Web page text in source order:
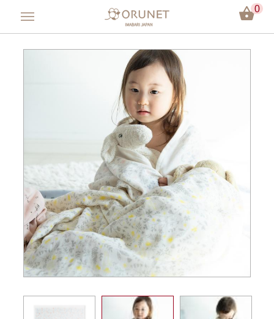
會員登入
方巾／手帕
毛巾／浴巾
嬰兒用品
彌月禮盒
今治認證
關於Orunet
回到犬印本舖
0